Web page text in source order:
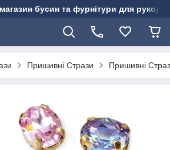
бусин та фурнітури для
Пришивні Стрази Пришивні